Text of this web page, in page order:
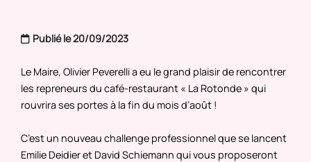
Publié le 20/09/2023
Le Maire, Olivier Peverelli a eu le grand plaisir de rencontrer
les repreneurs du café-restaurant « La Rotonde » qui
rouvrira ses portes à la fin du mois d’août !
C’est un nouveau challenge professionnel que se lancent
Emilie Deidier et David Schiemann qui vous proposeront